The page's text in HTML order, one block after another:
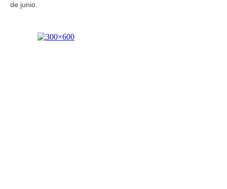
de junio.